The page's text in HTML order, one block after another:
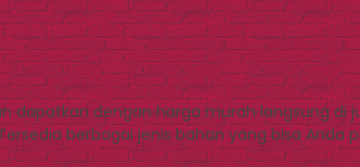
dengan harga murah langsung
berbagai jenis bahan yang bisa Anda